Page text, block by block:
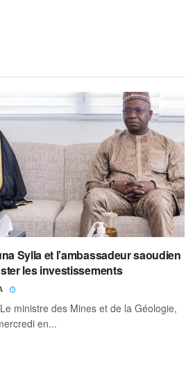
Sylla et l’ambassadeur saoudien
les investissements
ministre des Mines et de la Géologie,
en...